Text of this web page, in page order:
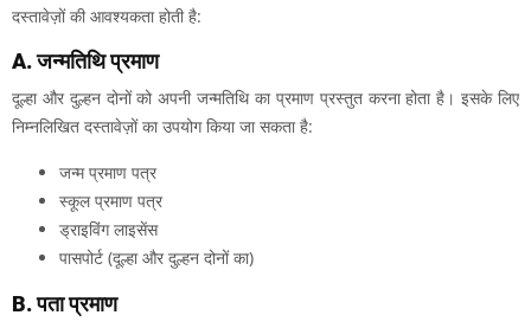
दस्तावेज़ों की आवश्यकता होती है:
A. जन्मतिथि प्रमाण
दूल्हा और दुल्हन दोनों को अपनी जन्मतिथि का प्रमाण प्रस्तुत करना होता है। इसके लिए
निम्नलिखित दस्तावेज़ों का उपयोग किया जा सकता है:
जन्म प्रमाण पत्र
स्कूल प्रमाण पत्र
ड्राइविंग लाइसेंस
पासपोर्ट (दूल्हा और दुल्हन दोनों का)
B. पता प्रमाण